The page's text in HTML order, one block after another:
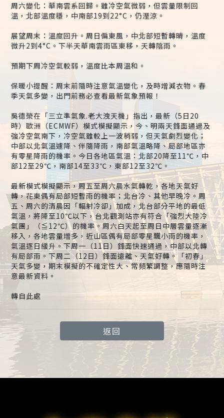
周六變化：華南雲系回歸。雖冷空氣微弱，但雲量限制回
溫，北部溫度穩，中南部19到22°C，仍溼涼。
展望周末：溫度回升。周日偏東風，中北部短暫轉晴，溫度
微升2到4°C。下半天華南雲雨區東移，天轉陰雨。
預期下周冷空氣較弱，溫度比本周溫和。
保暖小提醒：周末前隨時注意氣溫變化，及時增減衣物。春
季天氣多變，出門前務必查看最新氣象預報！
吳德榮在「三立準氣象.老大洩天機」指出，最新（5日20
時）歐洲（ECMWF）模式模擬顯示，今、明兩天鋒面通過及
強冷空氣南下，冷空氣雖較上一波稍弱，但天氣劇烈變化；
中部以北氣溫遽降、伴隨降雨，南部氣溫略降、局部地區亦
有零星降雨的機率。今日各地區氣溫：北部20降至11℃，中
部12至29℃，南部14至33℃，東部12至32℃。
最新模式模擬顯示，周五至周六晨水氣轉乾，各地天氣好
轉，花東偶有局部短暫雨的機率；北台冷、其他早晚冷。周
五、周六的清晨因「輻射冷卻」加成，北台部分平地的最低
氣溫，將降至10℃以下，台北觀測站亦有符合「強烈大陸冷
氣團」（≦12℃）的機率。周六白天起至周日中層雲量逐漸
移入，各地雲量增多，近山區偶有局部零星飄小雨的機率，
氣溫逐日緩升。下周一（11日）鋒面快速通過，中部以北轉
有局部雨。下周二（12日）鋒面遠離、天氣好轉。「初春」
天氣多變，期末模擬的不確定性大、常頻繁調整，應隨時注
意最新資料。
轉自此處
返回